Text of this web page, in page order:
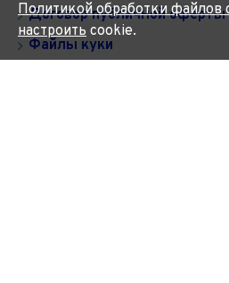
Договор публичной оферты
Файлы куки
Политикой обработки файлов
настроить cookie.